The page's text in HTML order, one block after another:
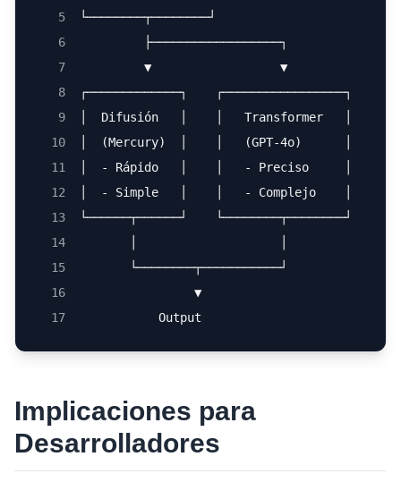
5
└────────┬────────┘
6
         ├──────────────────┐
7
         ▼                  ▼
8
┌─────────────┐    ┌─────────────────┐
9
│  Difusión   │    │   Transformer   │
10
│  (Mercury)  │    │   (GPT-4o)      │
11
│  - Rápido   │    │   - Preciso     │
12
│  - Simple   │    │   - Complejo    │
13
└──────┬──────┘    └────────┬────────┘
14
15
       └────────┬───────────┘
16
                ▼
17
           Output
Implicaciones para
Desarrolladores